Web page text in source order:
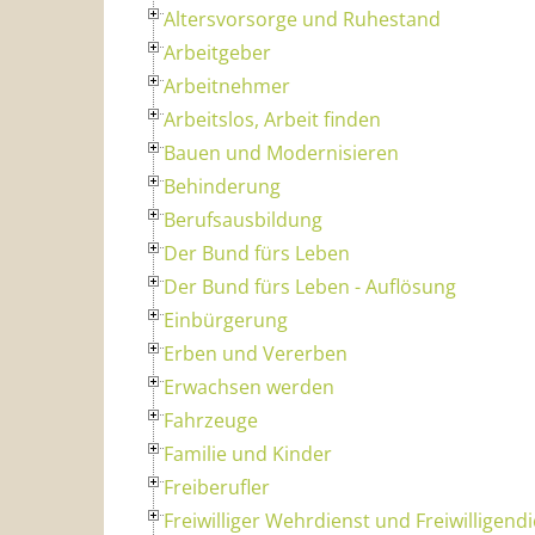
Altersvorsorge und Ruhestand
Arbeitgeber
Arbeitnehmer
Arbeitslos, Arbeit finden
Bauen und Modernisieren
Behinderung
Berufsausbildung
Der Bund fürs Leben
Der Bund fürs Leben - Auflösung
Einbürgerung
Erben und Vererben
Erwachsen werden
Fahrzeuge
Familie und Kinder
Freiberufler
Freiwilliger Wehrdienst und